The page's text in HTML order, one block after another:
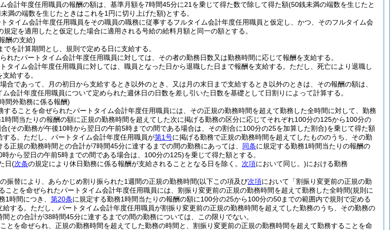
会計年度任用職員の報酬の額は、基準月額を7時間45分に21を乗じて得た数で除して得た額(50銭未満の端数を生じたと
満の端数を生じたときはこれを1円に切り上げた額)とする。
タイム会計年度任用職員をその職員の職務に従事するフルタイム会計年度任用職員と仮定し、かつ、そのフルタイム会
規定を適用したと仮定した場合に適用される号給の給料月額と同一の額とする。
酬の支給)
を計算期間とし、規則で定める日に支給する。
れたパートタイム会計年度任用職員に対しては、その者の勤務日数又は勤務時間に応じて報酬を支給する。
タイム会計年度任用職員に対しては、職員となった日から退職した日まで報酬を支給する。 ただし、死亡により退職し
給する。
合であって、月の初日から支給するとき以外のとき、又は月の末日まで支給するとき以外のときは、その報酬の額は、
会計年度任用職員について定められた週休日の日数を差し引いた日数を基礎として日割りによって計算する。
間外勤務に係る報酬)
することを命ぜられたパートタイム会計年度任用職員には、その正規の勤務時間を超えて勤務した全時間に対して、勤務
時間当たりの報酬の額に正規の勤務時間を超えてした次に掲げる勤務の区分に応じてそれぞれ100分の125から100分の
(その勤務が午後10時から翌日の午前5時までの間である場合は、その割合に100分の25を加算した割合)を乗じて得た額
る。 ただし、パートタイム会計年度任用職員が第1号に掲げる勤務で正規の勤務時間を超えてしたもののうち、その勤
正規の勤務時間との合計が7時間45分に達するまでの間の勤務にあっては、 同条に規定する勤務1時間当たりの報酬の
から翌日の午前5時までの間である場合は、100分の125)を乗じて得た額とする。
日(次条の規定により休日勤務に係る報酬が支給されることとなる日を除く。 次項において同じ。)における勤務
振替により、あらかじめ割り振られた1週間の正規の勤務時間(以下この項及び次項において「割振り変更前の正規の勤
ことを命ぜられたパートタイム会計年度任用職員には、割振り変更前の正規の勤務時間を超えて勤務した全時間(規則に
1時間につき、 第20条に規定する勤務1時間当たりの報酬の額に100分の25から100分の50までの範囲内で規則で定める
する。 ただし、パートタイム会計年度任用職員が割振り変更前の正規の勤務時間を超えてした勤務のうち、その勤務の
との合計が38時間45分に達するまでの間の勤務については、この限りでない。
とを命ぜられ、正規の勤務時間を超えてした勤務の時間と、割振り変更前の正規の勤務時間を超えて勤務することを命